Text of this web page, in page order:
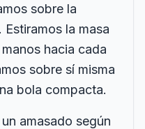
sobre la
la masa
hacia cada
sobre sí misma
bola compacta.
amasado según